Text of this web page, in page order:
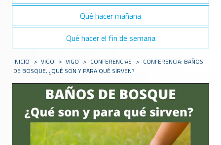
Qué hacer mañana
Qué hacer el fin de semana
INICIO > VIGO > VIGO > CONFERENCIAS > CONFERENCIA: BAÑOS
DE BOSQUE, ¿QUÉ SON Y PARA QUÉ SIRVEN?